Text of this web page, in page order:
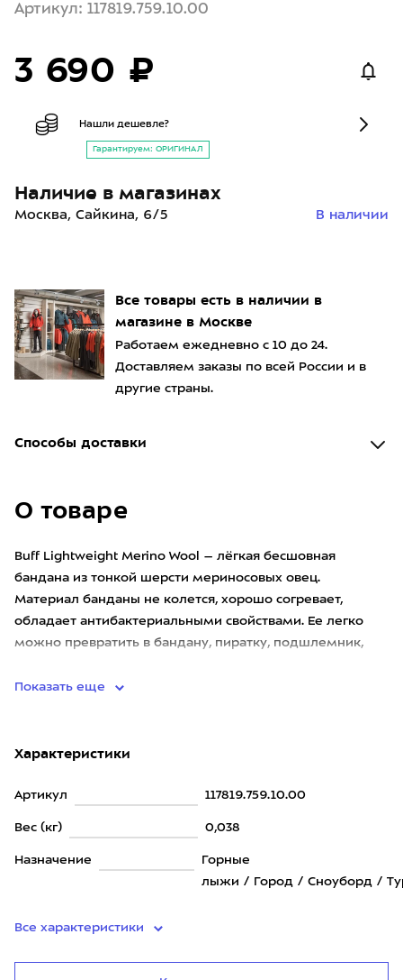
Все товары есть в наличии в
магазине в Москве
Работаем ежедневно с 10 до 24.
Доставляем заказы по всей России и в
другие страны.
Способы доставки
О товаре
Buff Lightweight Merino Wool – лёгкая бесшовная
бандана из тонкой шерсти мериносовых овец.
Материал банданы не колется, хорошо согревает,
обладает антибактериальными свойствами. Ее легко
можно превратить в бандану, пиратку, подшлемник,
Показать еще
Характеристики
Артикул 117819.759.10.00
Вес (кг) 0,038
Назначение
Горные
лыжи / Город / Сноуборд /
Все характеристики
Артикул: 117819.759.10.00
3 690 ₽
Нашли дешевле?
Гарантируем: ОРИГИНАЛ
Наличие в магазинах
Москва, Сайкина, 6/5 В наличии